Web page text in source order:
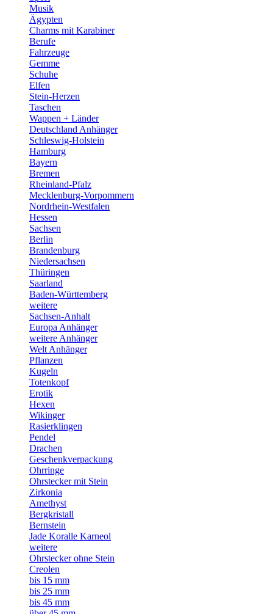
Musik
Ägypten
Charms mit Karabiner
Berufe
Fahrzeuge
Gemme
Schuhe
Elfen
Stein-Herzen
Taschen
Wappen + Länder
Deutschland Anhänger
Schleswig-Holstein
Hamburg
Bayern
Bremen
Rheinland-Pfalz
Mecklenburg-Vorpommern
Nordrhein-Westfalen
Hessen
Sachsen
Berlin
Brandenburg
Niedersachsen
Thüringen
Saarland
Baden-Württemberg
weitere
Sachsen-Anhalt
Europa Anhänger
weitere Anhänger
Welt Anhänger
Pflanzen
Kugeln
Totenkopf
Erotik
Hexen
Wikinger
Rasierklingen
Pendel
Drachen
Geschenkverpackung
Ohrringe
Ohrstecker mit Stein
Zirkonia
Amethyst
Bergkristall
Bernstein
Jade Koralle Karneol
weitere
Ohrstecker ohne Stein
Creolen
bis 15 mm
bis 25 mm
bis 45 mm